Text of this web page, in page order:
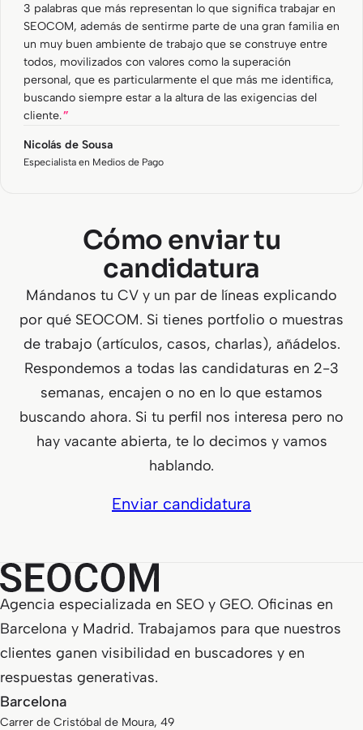
3 palabras que más representan lo que significa trabajar en
SEOCOM, además de sentirme parte de una gran familia en
un muy buen ambiente de trabajo que se construye entre
todos, movilizados con valores como la superación
personal, que es particularmente el que más me identifica,
buscando siempre estar a la altura de las exigencias del
cliente.
Nicolás de Sousa
Especialista en Medios de Pago
Cómo enviar tu
candidatura
Mándanos tu CV y un par de líneas explicando
por qué SEOCOM. Si tienes portfolio o muestras
de trabajo (artículos, casos, charlas), añádelos.
Respondemos a todas las candidaturas en 2-3
semanas, encajen o no en lo que estamos
buscando ahora. Si tu perfil nos interesa pero no
hay vacante abierta, te lo decimos y vamos
hablando.
Enviar candidatura
Agencia especializada en SEO y GEO. Oficinas en
Barcelona y Madrid. Trabajamos para que nuestros
clientes ganen visibilidad en buscadores y en
respuestas generativas.
Barcelona
Carrer de Cristóbal de Moura, 49